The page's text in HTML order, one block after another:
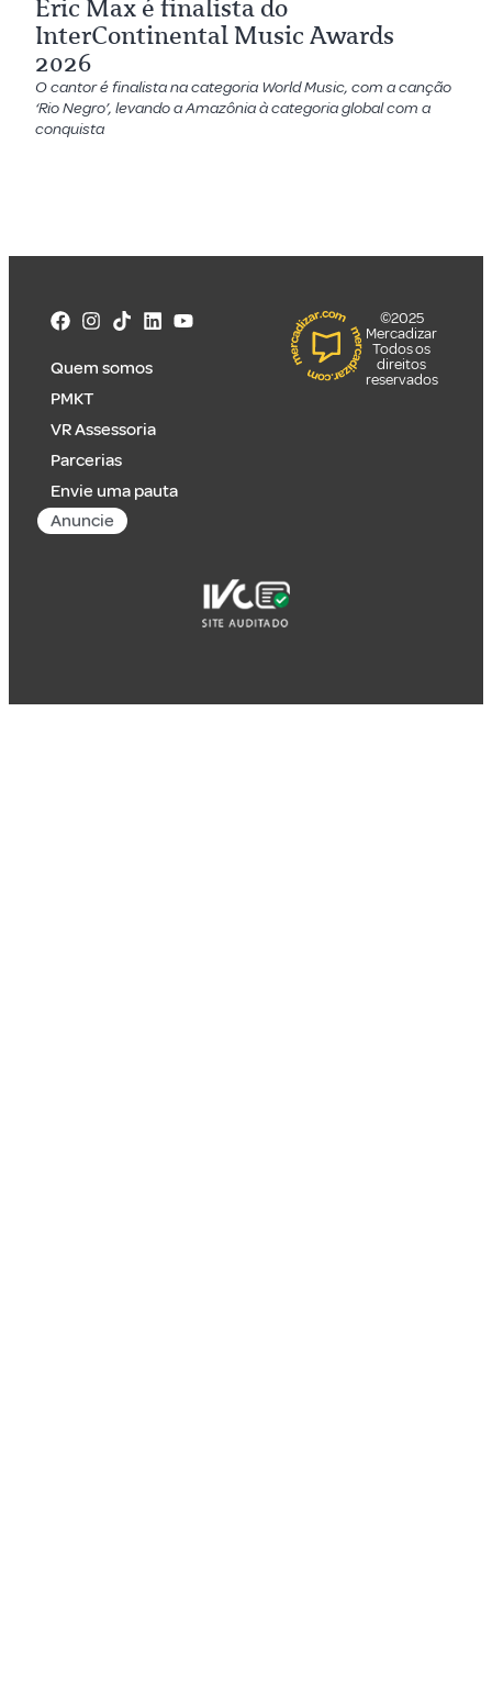
Eric Max é finalista do
InterContinental Music Awards
2026
O cantor é finalista na categoria World Music, com a canção
‘Rio Negro’, levando a Amazônia à categoria global com a
conquista
Quem somos
PMKT
VR Assessoria
Parcerias
Envie uma pauta
Anuncie
©2025
Mercadizar
Todos os
direitos
reservados